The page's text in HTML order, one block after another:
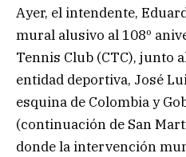
Ayer, el intendente,
mural alusivo al 108º
Tennis Club (CTC), junto
entidad deportiva, José
esquina de Colombia y
(continuación de San
donde la intervención